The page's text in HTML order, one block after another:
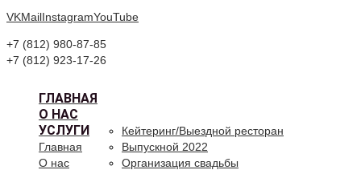
VKMailInstagramYouTube
+7 (812) 980-87-85
+7 (812) 923-17-26
ГЛАВНАЯ
О НАС
УСЛУГИ
Кейтеринг/Выездной ресторан
Выпускной 2022
Организация свадьбы
Главная
О нас